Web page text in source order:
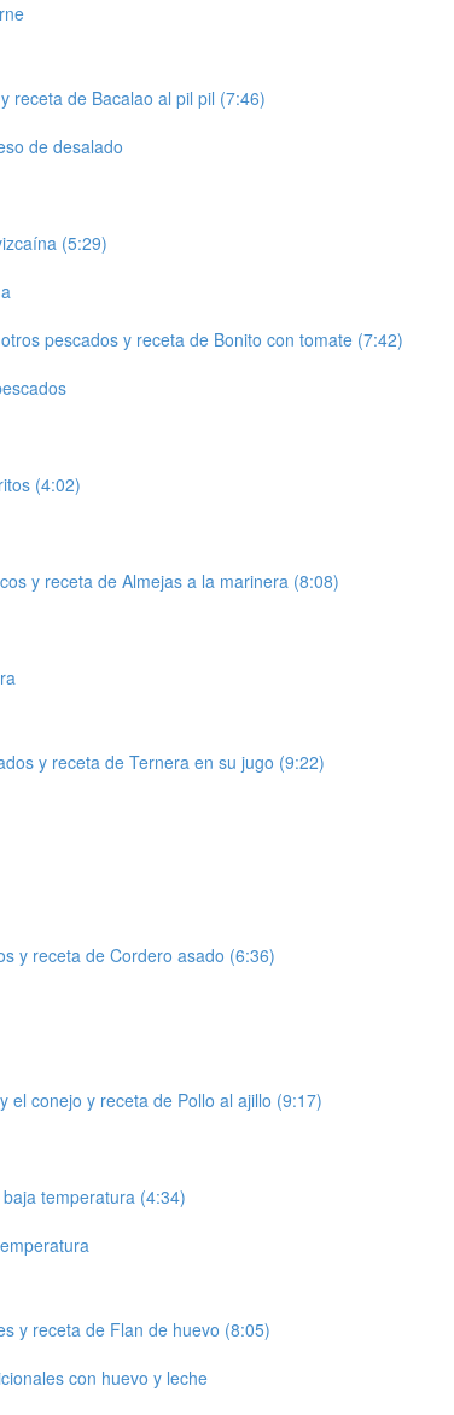
receta de Bacalao al pil pil (7:46)
de desalado
(5:29)
pescados y receta de Bonito con tomate (7:42)
(4:02)
y receta de Almejas a la marinera (8:08)
y receta de Ternera en su jugo (9:22)
y receta de Cordero asado (6:36)
el conejo y receta de Pollo al ajillo (9:17)
temperatura (4:34)
y receta de Flan de huevo (8:05)
con huevo y leche